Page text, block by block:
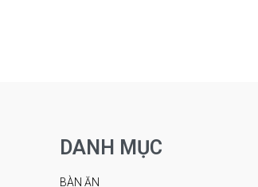
DANH MỤC
BÀN ĂN